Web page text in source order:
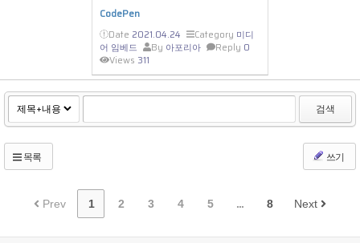
CodePen
Date 2021.04.24 Category 미디
어 임베드
By 아포리아 Reply 0
Views 311
검색
목록 쓰기
Prev 1 2 3 4 5 ... 8 Next